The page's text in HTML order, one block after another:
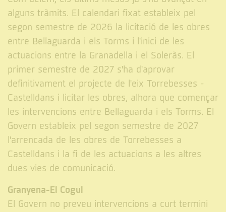
alguns tràmits. El calendari fixat estableix pel
segon semestre de 2026 la licitació de les obres
entre Bellaguarda i els Torms i l'inici de les
actuacions entre la Granadella i el Soleràs. El
primer semestre de 2027 s'ha d'aprovar
definitivament el projecte de l'eix Torrebesses -
Castelldans i licitar les obres, alhora que començar
les intervencions entre Bellaguarda i els Torms. El
Govern estableix pel segon semestre de 2027
l'arrencada de les obres de Torrebesses a
Castelldans i la fi de les actuacions a les altres
dues vies de comunicació.
Granyena-El Cogul
El Govern no preveu intervencions a curt termini